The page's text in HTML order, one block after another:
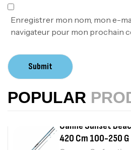
Enregistrer mon nom, mon e-
navigateur pour mon prochain
Submit
POPULAR
د.ت367,000
Canne Sunset
420 Cm 100-250 G
Cannes
د.ت
د.ت215,000
Canne Sunset
– 300 G